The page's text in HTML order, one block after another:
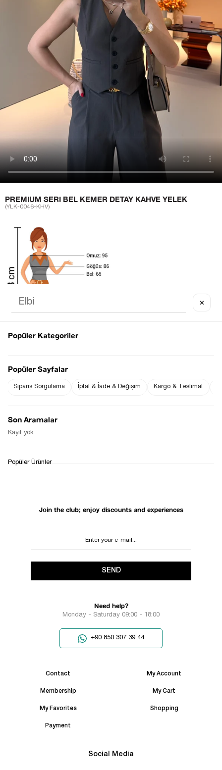
PREMIUM SERI BEL KEMER DETAY KAHVE YELEK
(YLK-0046-KHV)
Sezgi Hanım ın beden ölçüleri tablodaki gibi olup tanıtımda
kullanılan S (Small) Bedendir.
Notify me when
Notify Me When Available
RETURN AND EXCHANGE
Join the club; enjoy discounts and experiences
SEND
Need help?
Monday - Saturday 09:00 - 18:00
+90 850 307 39 44
Contact My Account
Membership My Cart
My Favorites Shopping
Payment
Social Media
✕
Popüler Kategoriler
Popüler Sayfalar
Sipariş Sorgulama İptal & İade & Değişim Kargo & Teslimat
Son Aramalar
Kayıt yok
Popüler Ürünler